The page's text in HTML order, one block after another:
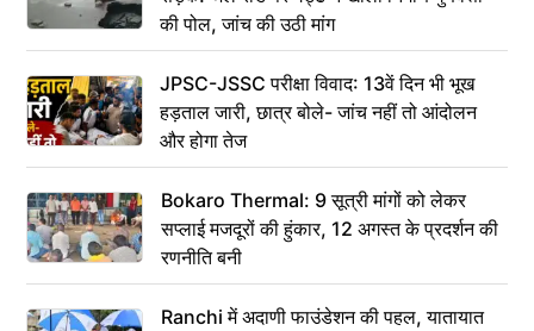
की पोल, जांच की उठी मांग
JPSC-JSSC परीक्षा विवाद: 13वें दिन भी भूख
हड़ताल जारी, छात्र बोले- जांच नहीं तो आंदोलन
और होगा तेज
Bokaro Thermal: 9 सूत्री मांगों को लेकर
सप्लाई मजदूरों की हुंकार, 12 अगस्त के प्रदर्शन की
रणनीति बनी
Ranchi में अदाणी फाउंडेशन की पहल, यातायात